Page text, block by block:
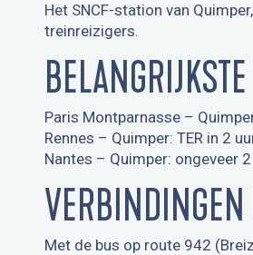
Het SNCF-station van
treinreizigers.
Paris Montparnasse –
Rennes – Quimper: TER in 2
Nantes – Quimper: ongeveer
Met de bus op route 942